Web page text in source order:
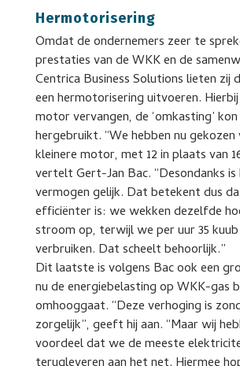
Hermotorisering
Omdat de ondernemers zeer te
prestaties van de WKK en de
Centrica Business Solutions lieten zij
een hermotorisering uitvoeren.
motor vervangen, de ‘omkasting’
hergebruikt. “We hebben nu
kleinere motor, met 12 in plaats van
vertelt Gert-Jan Bac. “Desondanks
vermogen gelijk. Dat betekent dus
efficiënter is: we wekken dezelfde
stroom op, terwijl we per uur 35
verbruiken. Dat scheelt behoorlijk.”
Dit laatste is volgens Bac ook een
nu de energiebelasting op WKK-gas
omhooggaat. “Deze verhoging is
zorgelijk”, geeft hij aan. “Maar wij
voordeel dat we de meeste